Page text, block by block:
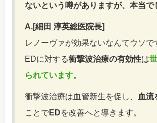
ないという噂がありますが、本当で
A.[細田 淳英総医院長]
レノーヴァが効果ないなんてウソで
EDに対する衝撃波治療の有効性は
られています。
衝撃波治療は血管新生を促し、 血流
ことでEDを改善へと導きます。